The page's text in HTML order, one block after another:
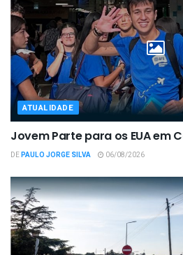
ATUALIDADE
Jovem Parte para os EUA em
DEPAULO JORGE SILVA 06/08/2026